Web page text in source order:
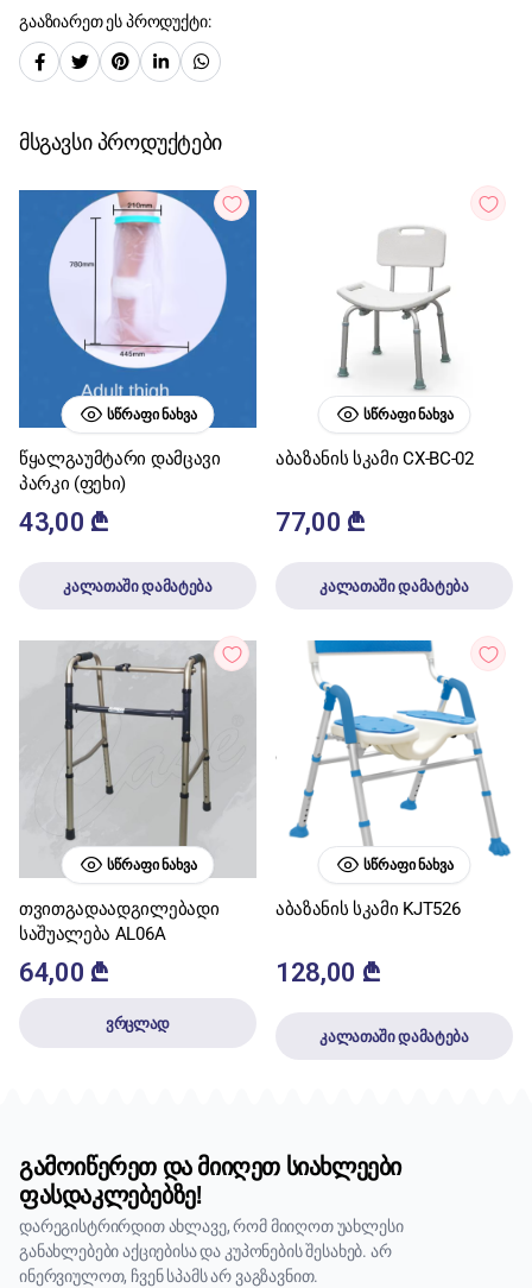
გააზიარეთ ეს პროდუქტი:
მსგავსი პროდუქტები
ᲡᲬᲠᲐᲤᲘ ᲜᲐᲮᲕᲐ
წყალგაუმტარი დამცავი
პარკი (ფეხი)
43,00 ₾
კალათაში დამატება
ᲡᲬᲠᲐᲤᲘ ᲜᲐᲮᲕᲐ
აბაზანის სკამი CX-BC-02
77,00 ₾
კალათაში დამატება
ᲡᲬᲠᲐᲤᲘ ᲜᲐᲮᲕᲐ
თვითგადაადგილებადი
საშუალება AL06A
64,00 ₾
ვრცლად
ᲡᲬᲠᲐᲤᲘ ᲜᲐᲮᲕᲐ
აბაზანის სკამი KJT526
128,00 ₾
კალათაში დამატება
გამოიწერეთ და მიიღეთ სიახლეები
ფასდაკლებებზე!
დარეგისტრირდით ახლავე, რომ მიიღოთ უახლესი
განახლებები აქციებისა და კუპონების შესახებ. არ
ინერვიულოთ, ჩვენ სპამს არ ვაგზავნით.